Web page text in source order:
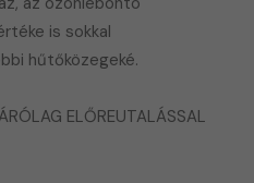
is sokkal
hűtőközegeké.
ELŐREUTALÁSSAL